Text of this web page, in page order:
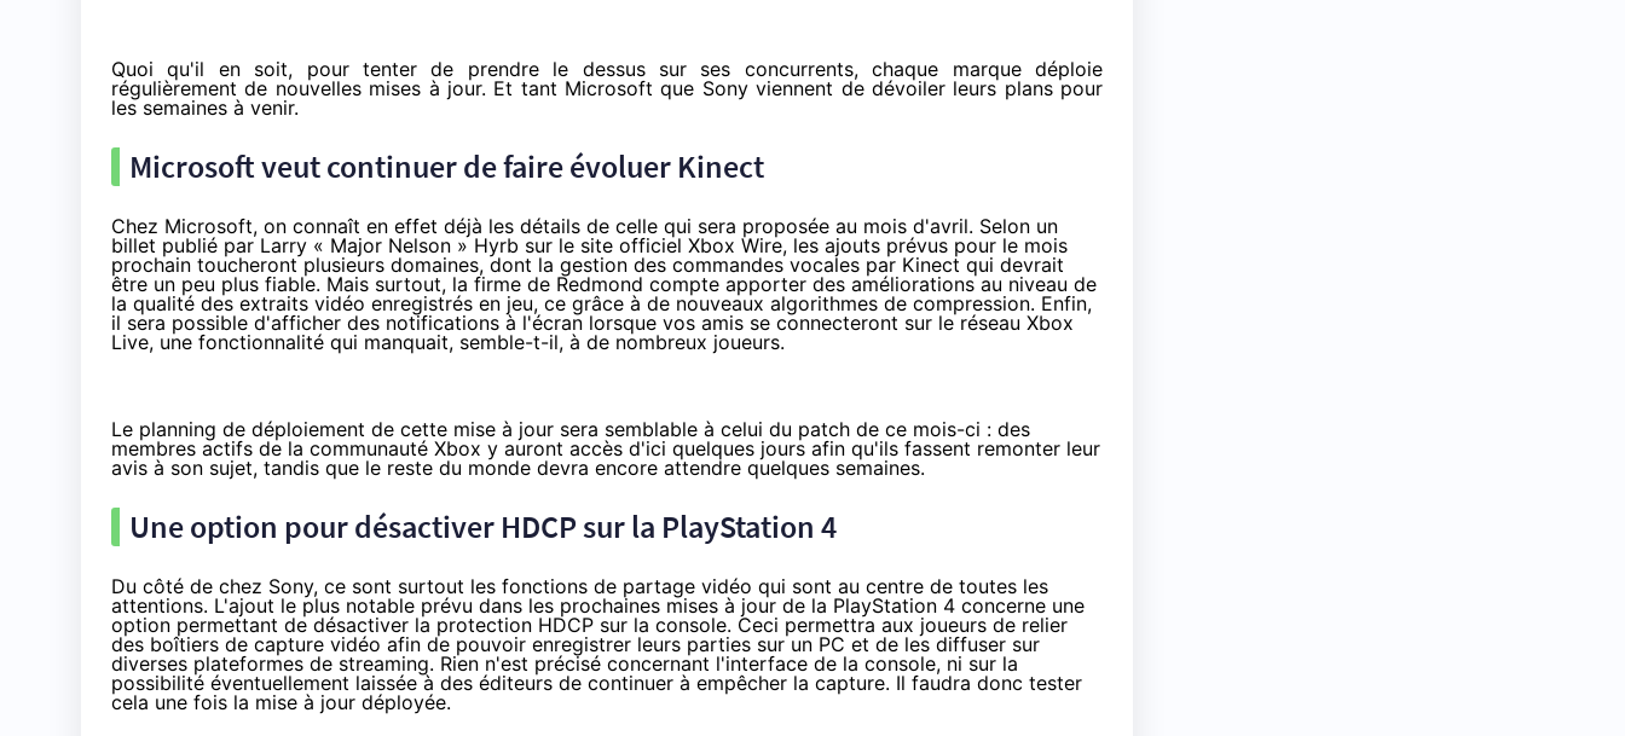
Quoi qu'il en soit, pour tenter de prendre le dessus sur ses concurrents, chaque marque déploie
régulièrement de nouvelles mises à jour. Et tant Microsoft que Sony viennent de dévoiler leurs plans pour
les semaines à venir.
Microsoft veut continuer de faire évoluer Kinect
Chez Microsoft, on connaît en effet déjà les détails de celle qui sera proposée au mois d'avril. Selon un
billet publié par Larry « Major Nelson » Hyrb sur le site officiel Xbox Wire, les ajouts prévus pour le mois
prochain toucheront plusieurs domaines, dont la gestion des commandes vocales par Kinect qui devrait
être un peu plus fiable. Mais surtout, la firme de Redmond compte apporter des améliorations au niveau de
la qualité des extraits vidéo enregistrés en jeu, ce grâce à de nouveaux algorithmes de compression. Enfin,
il sera possible d'afficher des notifications à l'écran lorsque vos amis se connecteront sur le réseau Xbox
Live, une fonctionnalité qui manquait, semble-t-il, à de nombreux joueurs.
Le planning de déploiement de cette mise à jour sera semblable à celui du patch de ce mois-ci : des
membres actifs de la communauté Xbox y auront accès d'ici quelques jours afin qu'ils fassent remonter leur
avis à son sujet, tandis que le reste du monde devra encore attendre quelques semaines.
Une option pour désactiver HDCP sur la PlayStation 4
Du côté de chez Sony, ce sont surtout les fonctions de partage vidéo qui sont au centre de toutes les
attentions. L'ajout le plus notable prévu dans les prochaines mises à jour de la PlayStation 4 concerne une
option permettant de désactiver la protection HDCP sur la console. Ceci permettra aux joueurs de relier
des boîtiers de capture vidéo afin de pouvoir enregistrer leurs parties sur un PC et de les diffuser sur
diverses plateformes de streaming. Rien n'est précisé concernant l'interface de la console, ni sur la
possibilité éventuellement laissée à des éditeurs de continuer à empêcher la capture. Il faudra donc tester
cela une fois la mise à jour déployée.